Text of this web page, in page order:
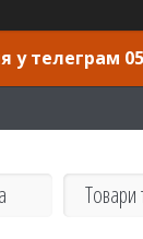
телеграм
Товари